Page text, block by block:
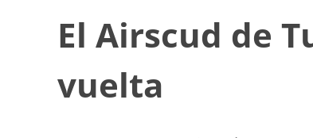
El Airscud de
vuelta